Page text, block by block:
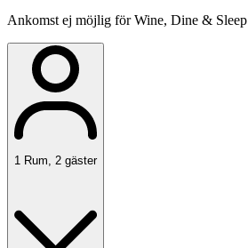
Ankomst ej möjlig för Wine, Dine & Sleep
1 Rum, 2 gäster